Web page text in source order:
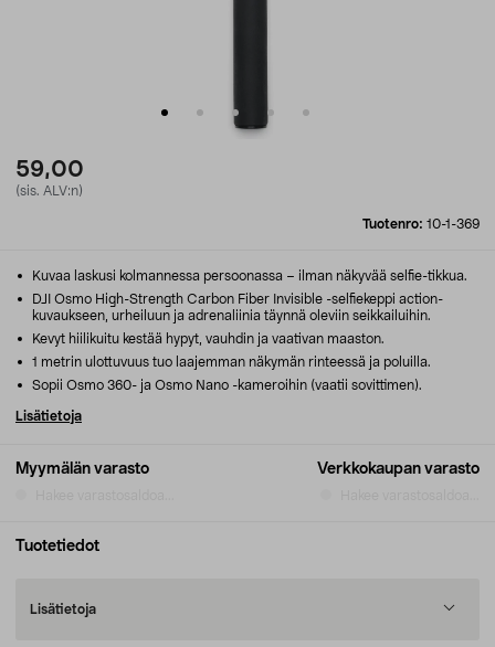
59,00
(sis. ALV:n)
Tuotenro: 10-1-369
Myymälän varasto Verkkokaupan varasto
Kuvaa laskusi kolmannessa persoonassa – ilman näkyvää selfie-tikkua.
DJI Osmo High-Strength Carbon Fiber Invisible -selfiekeppi action-
kuvaukseen, urheiluun ja adrenaliinia täynnä oleviin seikkailuihin.
Kevyt hiilikuitu kestää hypyt, vauhdin ja vaativan maaston.
1 metrin ulottuvuus tuo laajemman näkymän rinteessä ja poluilla.
Sopii Osmo 360- ja Osmo Nano -kameroihin (vaatii sovittimen).
Lisätietoja
Tuotetiedot
Lisätietoja